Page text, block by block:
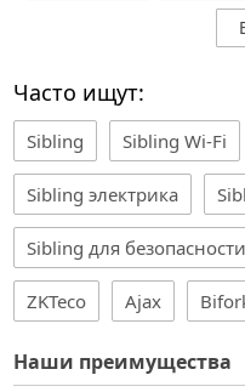
Наши преимущества
Часто ищут:
Sibling Sibling Wi-Fi
Sibling электрика
Sibling для безопасности
ZKTeco Ajax